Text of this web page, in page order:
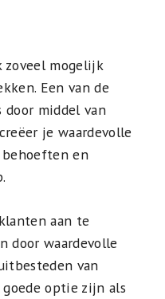
mogelijk
Een van de
middel van
je waardevolle
en
aan te
door waardevolle
van
optie zijn als